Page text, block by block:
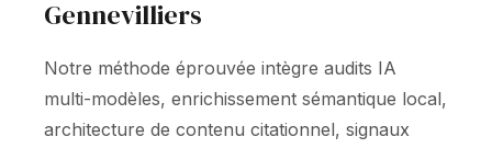
Gennevilliers
Notre méthode éprouvée intègre audits IA
multi-modèles, enrichissement sémantique local,
architecture de contenu citationnel, signaux